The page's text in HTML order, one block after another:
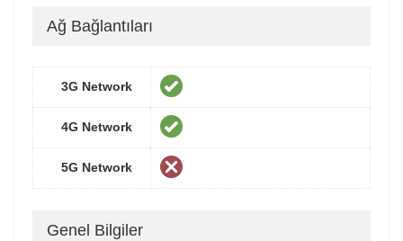
Ağ Bağlantıları
3G Network
4G Network
5G Network
Genel Bilgiler